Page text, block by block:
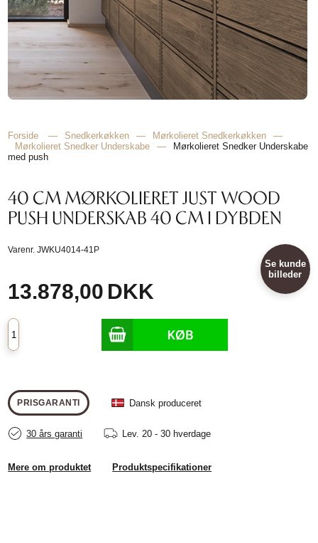
Forside — Snedkerkøkken — Mørkolieret Snedkerkøkken
—
Mørkolieret Snedker Underskabe
—
Mørkolieret Snedker Underskabe
med push
40 CM MØRKOLIERET JUST WOOD
PUSH UNDERSKAB 40 CM I DYBDEN
Varenr.JWKU4014-41P
13.878,00 DKK
Se kunde
billeder
PRISGARANTI Dansk produceret
30 års garanti Lev. 20 - 30 hverdage
Mere om produktet Produktspecifikationer